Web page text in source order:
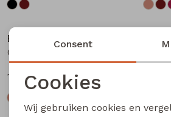
Bakkaboe
12,99
Noodzakelijke cookies
Consent
Cookies
Wij gebruiken cookies en